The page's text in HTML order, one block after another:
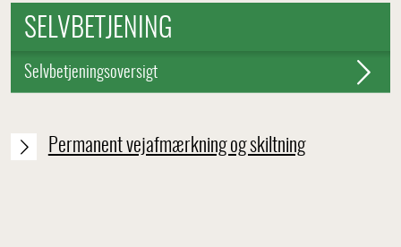
SELVBETJENING
Selvbetjeningsoversigt
Permanent vejafmærkning og skiltning